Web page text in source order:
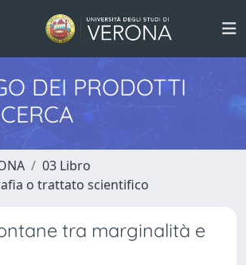
DEI PRODOTTI
03 Libro
o trattato scientifico
tra marginalità e